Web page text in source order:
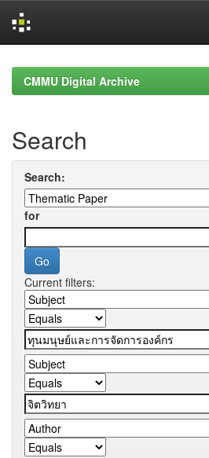
navigationCMMU Digital Archive
Search
Search:
for
Current filters: